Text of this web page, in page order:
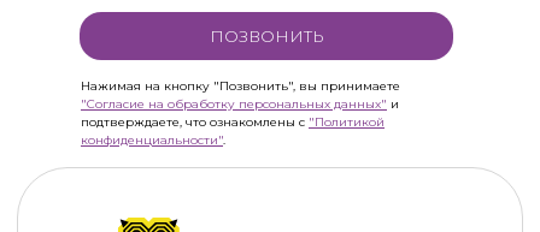
ПОЗВОНИТЬ
Нажимая на кнопку "Позвонить", вы принимаете
"Согласие на обработку персональных данных" и
подтверждаете, что ознакомлены с "Политикой
конфиденциальности".